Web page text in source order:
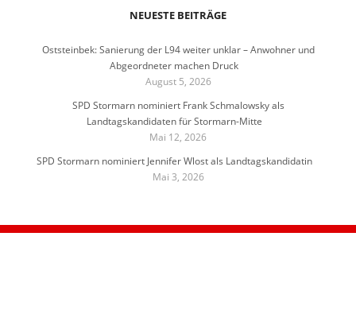
NEUESTE BEITRÄGE
Oststeinbek: Sanierung der L94 weiter unklar – Anwohner und
Abgeordneter machen Druck
August 5, 2026
SPD Stormarn nominiert Frank Schmalowsky als
Landtagskandidaten für Stormarn-Mitte
Mai 12, 2026
SPD Stormarn nominiert Jennifer Wlost als Landtagskandidatin
Mai 3, 2026